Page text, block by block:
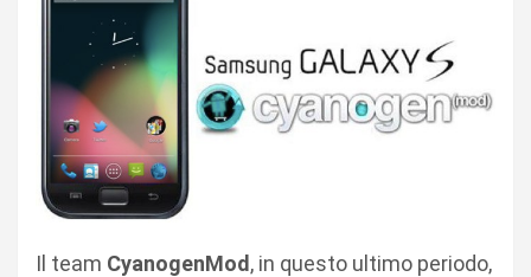
Il team CyanogenMod, in questo ultimo periodo,